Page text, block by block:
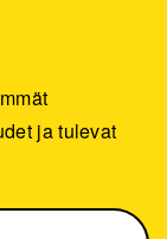
ja tulevat